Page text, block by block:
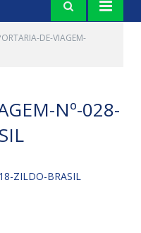
DE-VIAGEM-
Nº-028-
ZILDO-BRASIL